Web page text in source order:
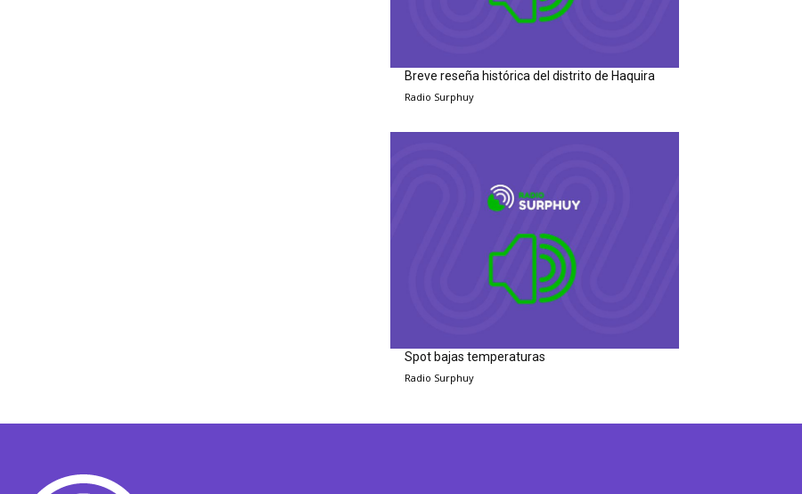
Breve reseña histórica del distrito de Haquira
Radio Surphuy
Spot bajas temperaturas
Radio Surphuy